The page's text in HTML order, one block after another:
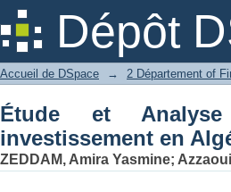
Dépôt
Étude et Analyse du
Accueil de DSpace →
Étude et
investissement en
ZEDDAM, Amira Yasmine;